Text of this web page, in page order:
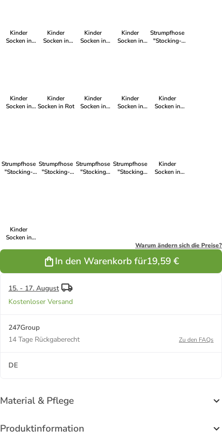
Kinder
Socken in
Kinder
Socken in
Kinder
Socken in
Kinder
Socken in
Strumpfhose
"Stocking-
Kinder
Socken in
Kinder
Socken in Rot
Kinder
Socken in
Kinder
Socken in
Kinder
Socken in
Strumpfhose
"Stocking-
Strumpfhose
"Stocking-
Strumpfhose
"Stocking
Strumpfhose
"Stocking
Kinder
Socken in
Kinder
Socken in
Warum ändern sich die Preise?
In den Warenkorb für19,59 €
15. - 17. August
Kostenloser Versand
247Group
14 Tage Rückgaberecht
Zu den FAQs
DE
Material & Pflege
Produktinformation